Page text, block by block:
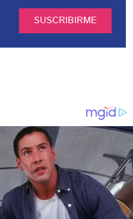
SUSCRIBIRME